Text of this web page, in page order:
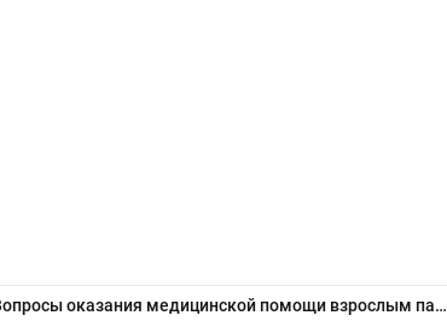
Вопросы оказания медицинской помощи взрослым пациентам со спинальной мышечной атрофией